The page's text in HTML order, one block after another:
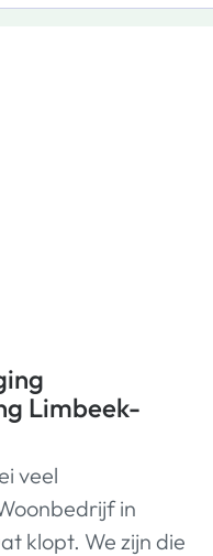
Limbeek-
veel
in
klopt. We zijn die